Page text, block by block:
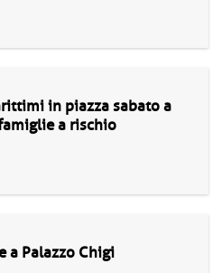
in piazza sabato a
a rischio
a Palazzo Chigi